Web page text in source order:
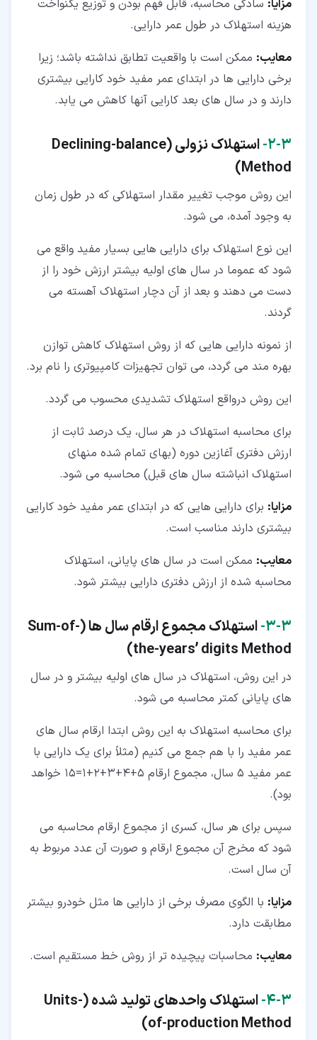
مزایا: سادگی محاسبه، قابل فهم بودن و توزیع یکنواخت
هزینه استهلاک در طول عمر دارایی.
معایب: ممکن است با واقعیت تطابق نداشته باشد؛ زیرا
برخی دارایی ها در ابتدای عمر مفید خود کارایی بیشتری
دارند و در سال های بعد کارایی آنها کاهش می یابد.
۳‏-‏۲‏-
استهلاک نزولی (Declining-balance
Method)
این روش موجب تغییر مقدار استهلاکی که در طول زمان
به وجود آمده، می شود.
این نوع استهلاک برای دارایی هایی بسیار مفید واقع می
شود که عموما در سال های اولیه بیشتر ارزش خود را از
دست می دهند و بعد از آن دچار استهلاک آهسته می
گردند.
از نمونه دارایی هایی که از روش استهلاک کاهش توازن
بهره مند می گردد، می توان تجهیزات کامپیوتری را نام برد.
این روش درواقع استهلاک تشدیدی محسوب می گردد.
برای محاسبه استهلاک در هر سال، یک درصد ثابت از
ارزش دفتری آغازین دوره (بهای تمام شده منهای
استهلاک انباشته سال های قبل) محاسبه می شود.
مزایا: برای دارایی هایی که در ابتدای عمر مفید خود کارایی
بیشتری دارند مناسب است.
معایب: ممکن است در سال های پایانی، استهلاک
محاسبه شده از ارزش دفتری دارایی بیشتر شود.
۳‏-‏۳‏-
استهلاک مجموع ارقام سال ها (Sum-of-
the-years’ digits Method)
در این روش، استهلاک در سال های اولیه بیشتر و در سال
های پایانی کمتر محاسبه می شود.
برای محاسبه استهلاک به این روش ابتدا ارقام سال های
عمر مفید را با هم جمع می کنیم (مثلاً برای یک دارایی با
عمر مفید 5 سال، مجموع ارقام 5+4+3+2+1=15 خواهد
بود).
سپس برای هر سال، کسری از مجموع ارقام محاسبه می
شود که مخرج آن مجموع ارقام و صورت آن عدد مربوط به
آن سال است.
مزایا: با الگوی مصرف برخی از دارایی ها مثل خودرو بیشتر
مطابقت دارد.
معایب: محاسبات پیچیده تر از روش خط مستقیم است.
۳‏-‏۴‏-
استهلاک واحدهای تولید شده (Units-
of-production Method)